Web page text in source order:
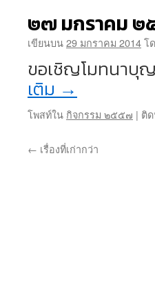
๒๗ มกราคม ๒
เขียนบน29 มกราคม 2014โ
ขอเชิญโมทนาบุ
เติม →
โพสท์ใน กิจกรรม ๒๕๕๗ | ติ
← เรื่องที่เก่ากว่า